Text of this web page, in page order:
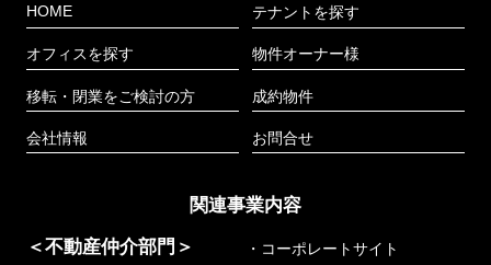
HOME
オフィスを探す
移転・閉業をご検討の方
会社情報
テナントを探す
物件オーナー様
成約物件
お問合せ
関連事業内容
＜不動産仲介部門＞
・コーポレートサイト